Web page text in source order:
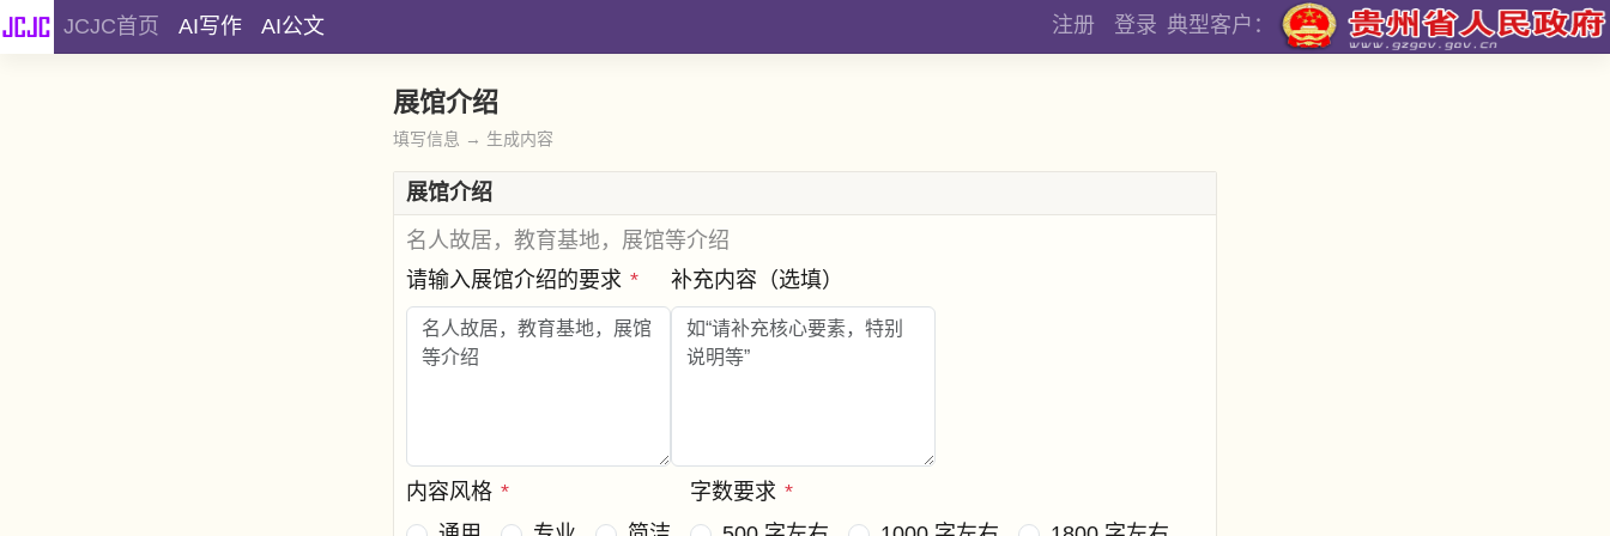
JCJC首页 AI写作 AI公文 注册 登录 典型客户：
展馆介绍
填写信息 → 生成内容
展馆介绍
名人故居，教育基地，展馆等介绍
请输入展馆介绍的要求 * 补充内容（选填）
内容风格 *
字数要求 *